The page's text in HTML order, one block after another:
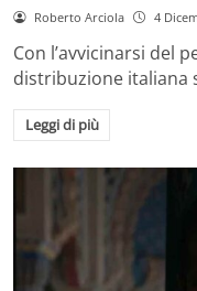
Roberto Arciola 4
Con l’avvicinarsi del
distribuzione italiana
Leggi di più